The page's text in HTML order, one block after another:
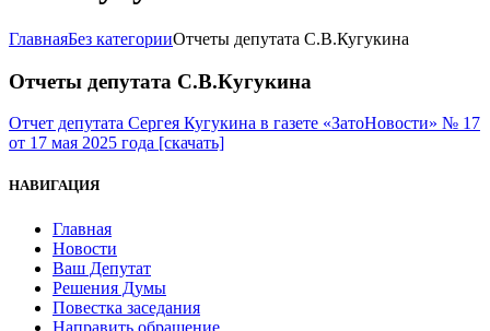
ГлавнаяБез категорииОтчеты депутата С.В.Кугукина
Отчеты депутата С.В.Кугукина
Отчет депутата Сергея Кугукина в газете «ЗатоНовости» № 17
от 17 мая 2025 года [скачать]
НАВИГАЦИЯ
Главная
Новости
Ваш Депутат
Решения Думы
Повестка заседания
Направить обращение